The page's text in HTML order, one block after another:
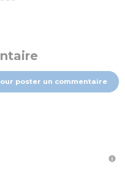
poster un commentaire